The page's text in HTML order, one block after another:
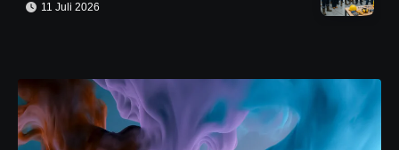
11 Juli 2026